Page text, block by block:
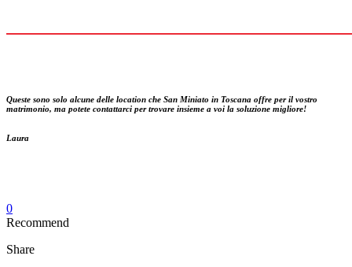
Queste sono solo alcune delle location che San Miniato in Toscana offre per il vostro
matrimonio, ma potete contattarci per trovare insieme a voi la soluzione migliore!
Laura
0
Recommend
Share